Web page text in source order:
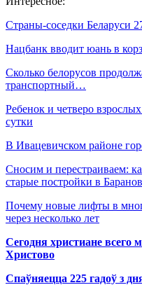
Страны-соседки Беларуси
Нацбанк вводит юань в
Сколько белорусов
транспортный…
Ребенок и четверо
сутки
В Ивацевичском районе
Сносим и перестраиваем:
старые постройки в
Почему новые лифты в
через несколько лет
Сегодня христиане всего
Христово
Спаўняецца 225 гадоў з